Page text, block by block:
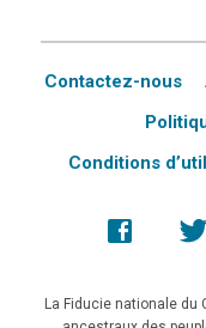
Contactez-nous
Conditions
La Fiducie nationale